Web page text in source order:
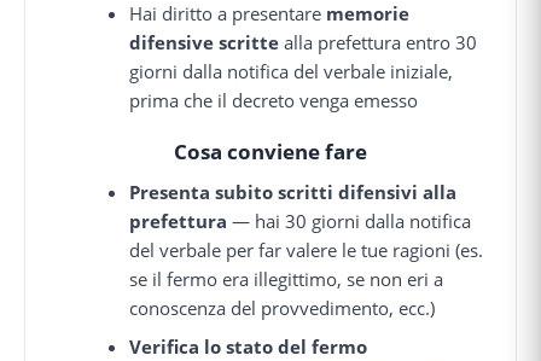
Hai diritto a presentare memorie
difensive scritte alla prefettura entro 30
giorni dalla notifica del verbale iniziale,
prima che il decreto venga emesso
Cosa conviene fare
Presenta subito scritti difensivi alla
prefettura — hai 30 giorni dalla notifica
del verbale per far valere le tue ragioni (es.
se il fermo era illegittimo, se non eri a
conoscenza del provvedimento, ecc.)
Verifica lo stato del fermo